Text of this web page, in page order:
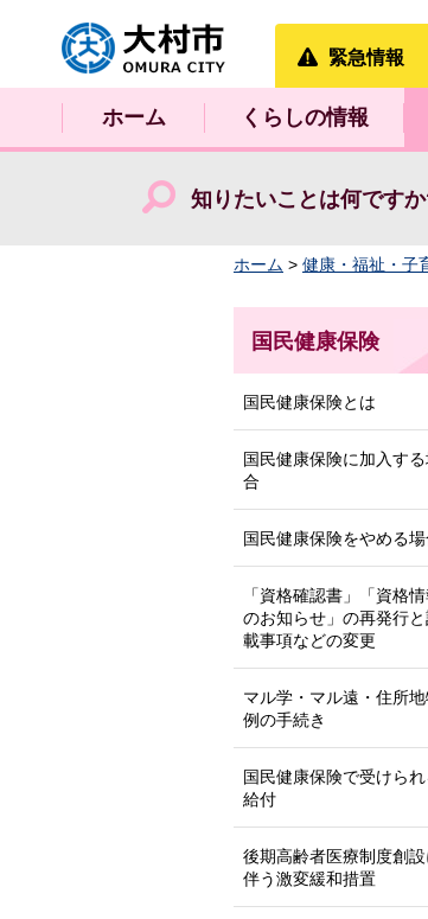
大村市
緊急情報
ホーム くらしの情報
知りたいことは何です
ホーム > 健康・福祉・子
国民健康保険
国民健康保険とは
国民健康保険に加入す
合
国民健康保険をやめる場
「資格確認書」「資格
のお知らせ」の再発行
載事項などの変更
マル学・マル遠・住所
例の手続き
国民健康保険で受けられ
給付
後期高齢者医療制度創設
伴う激変緩和措置